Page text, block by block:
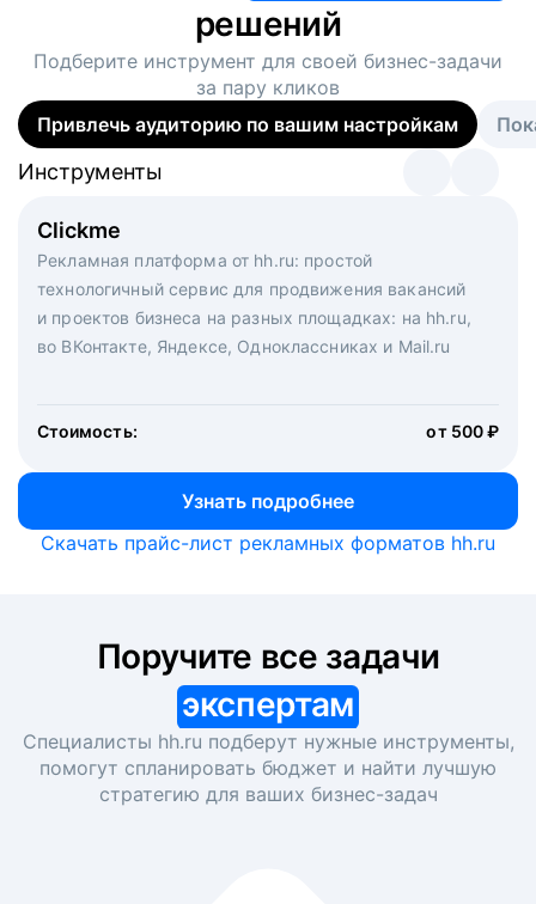
решений
Подберите инструмент для своей бизнес-задачи
за пару кликов
Привлечь аудиторию по вашим настройкам
Clickme
Рекламная платформа от hh.ru: простой
технологичный сервис для продвижения вакансий
и проектов бизнеса на разных площадках: на hh.ru,
во ВКонтакте, Яндексе, Одноклассниках и Mail.ru
Стоимость: от 500 ₽
Узнать подробнее
Инструменты
Вакансия дня
Рекламный формат для вакансий на главной странице
hh.ru. Увеличивает количество откликов
Инструменты
Массовый подбор под ключ. Решите, сколько
кандидатов и когда вам нужно, и за дело возьмутся
маркетологи, рекрутеры и проектные менеджеры
hh.ru с целым набором digital-инструментов
Инструменты
Скачать прайс-лист рекламных форматов hh.ru
экспертам
Специалисты hh.ru подберут нужные инструменты,
помогут спланировать бюджет и найти лучшую
стратегию для ваших бизнес-задач